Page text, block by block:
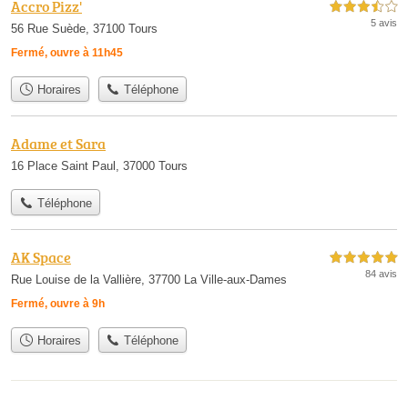
Accro Pizz'
56 Rue Suède, 37100 Tours
Fermé, ouvre à 11h45
3,5 étoiles sur 5
5 avis
Horaires Téléphone
Adame et Sara
16 Place Saint Paul, 37000 Tours
Téléphone
AK Space
Rue Louise de la Vallière, 37700 La Ville-aux-Dames
Fermé, ouvre à 9h
5,0 étoiles sur 5
84 avis
Horaires Téléphone